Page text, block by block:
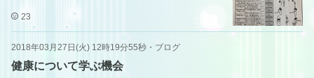
23
2018年03月27日(火) 12時19分55秒 ・ ブログ
健康について学ぶ機会